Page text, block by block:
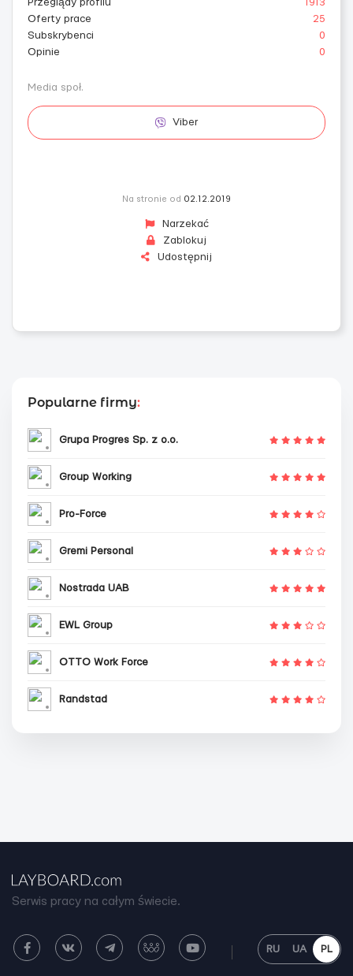
Przeglądy profilu
1913
Oferty prace
25
Subskrybenci
0
Opinie
0
Media społ.
Viber
Na stronie od 02.12.2019
Narzekać
Zablokuj
Udostępnij
Popularne firmy:
Grupa Progres Sp. z o.o.
Group Working
Pro-Force
Gremi Personal
Nostrada UAB
EWL Group
OTTO Work Force
Randstad
Serwis pracy na całym świecie.
RU UA PL